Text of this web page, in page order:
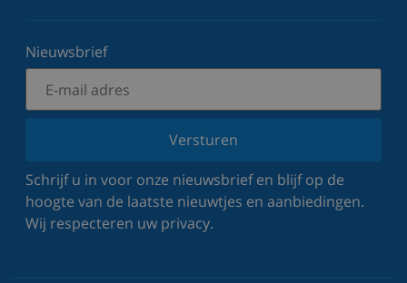
Nieuwsbrief
Versturen
Schrijf u in voor onze nieuwsbrief en blijf op de
hoogte van de laatste nieuwtjes en aanbiedingen.
Wij respecteren uw privacy.